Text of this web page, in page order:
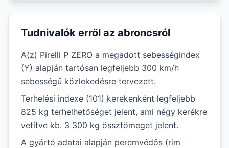
Tudnivalók erről az abroncsról
A(z) Pirelli P ZERO a megadott sebességindex
(Y) alapján tartósan legfeljebb 300 km/h
sebességű közlekedésre tervezett.
Terhelési indexe (101) kerekenként legfeljebb
825 kg terhelhetőséget jelent, ami négy kerékre
vetítve kb. 3 300 kg össztömeget jelent.
A gyártó adatai alapján peremvédős (rim